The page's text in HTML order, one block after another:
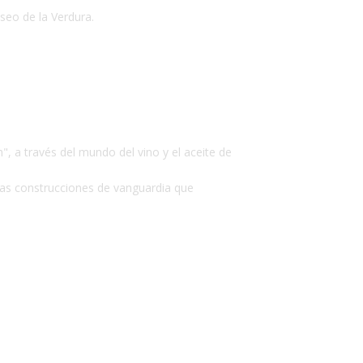
de la Verdura.
a través del mundo del vino y el aceite de
construcciones de vanguardia que